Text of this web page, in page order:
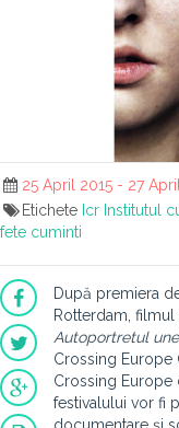
25 April 2015 - 27
Etichete Icr Institutul
fete cuminti
După premiera
Rotterdam,
Autoportretul
Crossing Europe
Crossing Europe
festivalului vor fi